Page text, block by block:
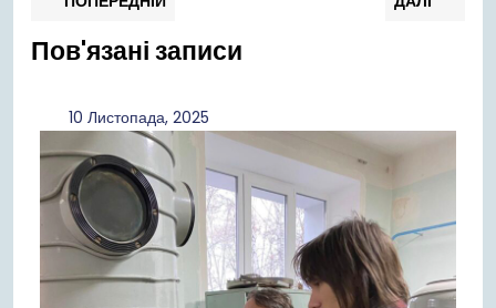
записів
Пов'язані записи
10 Листопада, 202510
Листопада,